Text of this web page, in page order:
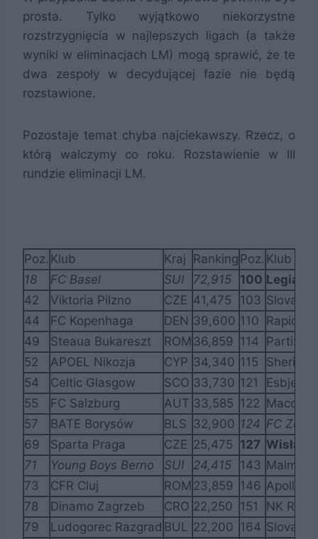
prosta. Tylko wyjątkowo niekorzystne
rozstrzygnięcia w najlepszych ligach (a także
wyniki w eliminacjach LM) mogą sprawić, że te
dwa zespoły w decydującej fazie nie będą
rozstawione.
Pozostaje temat chyba najciekawszy. Rzecz, o
którą walczymy co roku. Rozstawienie w III
rundzie eliminacji LM.
Poz. Klub Kraj Ranking Poz. Klub
18
FC Basel SUI 72,915 100 Legia
42
Viktoria Pilzno CZE 41,475 103 Slovan
44
FC Kopenhaga DEN 39,600 110 Rapid
49
Steaua Bukareszt ROM 36,859 114 Partizan
52
APOEL Nikozja CYP 34,340 115
Sheriff
54
Celtic Glasgow SCO 33,730 121
Esbjerg
55
FC Salzburg AUT 33,585 122 Maccabi
57
BATE Borysów BLS 32,900 124 FC
69
Sparta Praga CZE 25,475 127 Wisła
71
Young Boys Berno SUI 24,415 143 Malmö
73
CFR Cluj ROM 23,859 146 Apollon
78
Dinamo Zagrzeb CRO 22,250 151
NK
79
Ludogorec Razgrad BUL 22,200 164 Slovan